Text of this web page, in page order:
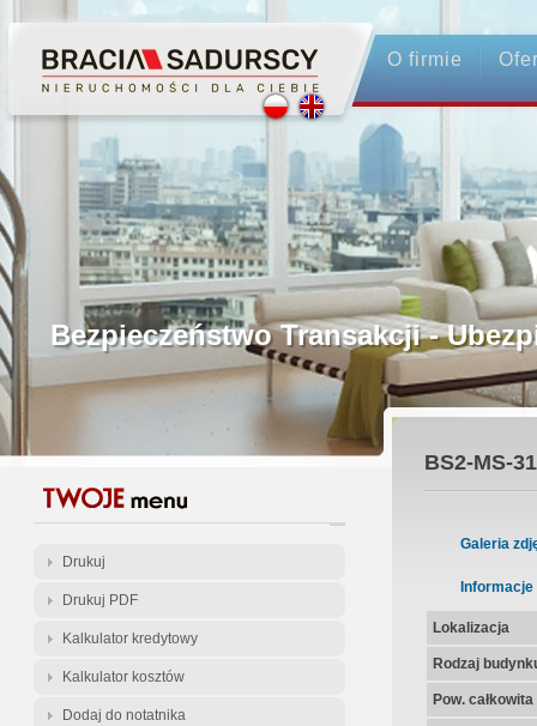
O firmie
Profesjonalne Pośrednictwo
Bezpieczeństwo Transakcji -
Licencjonowani Pośrednicy
Gwarancja Zwrotu Zadatku
Gratis - Przedwstępna Umowa
Drukuj
Drukuj PDF
Kalkulator kredytowy
Kalkulator kosztów
Dodaj do notatnika
BS2-MS-
Galeria
Informacje
Lokalizacja
Rodzaj
Pow.